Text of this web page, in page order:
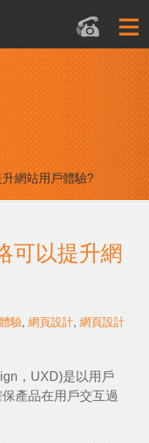
網站用戶體驗?
可以提升網
驗 網頁設計 網頁設計
，UXD)是以用戶
產品在用戶交互過